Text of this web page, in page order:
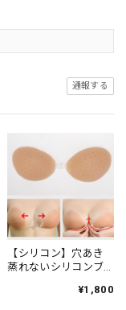
通報する
【シリコン】穴あき
蒸れないシリコンブ
¥1,800